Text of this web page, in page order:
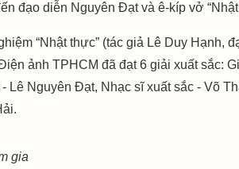
đạo diễn Nguyên Đạt và ê-kíp vở
“Nhật thực” (tác giả Lê Duy Hạnh,
ảnh TPHCM đã đạt 6 giải xuất sắc:
Lê Nguyên Đạt, Nhạc sĩ xuất sắc - Võ
gia